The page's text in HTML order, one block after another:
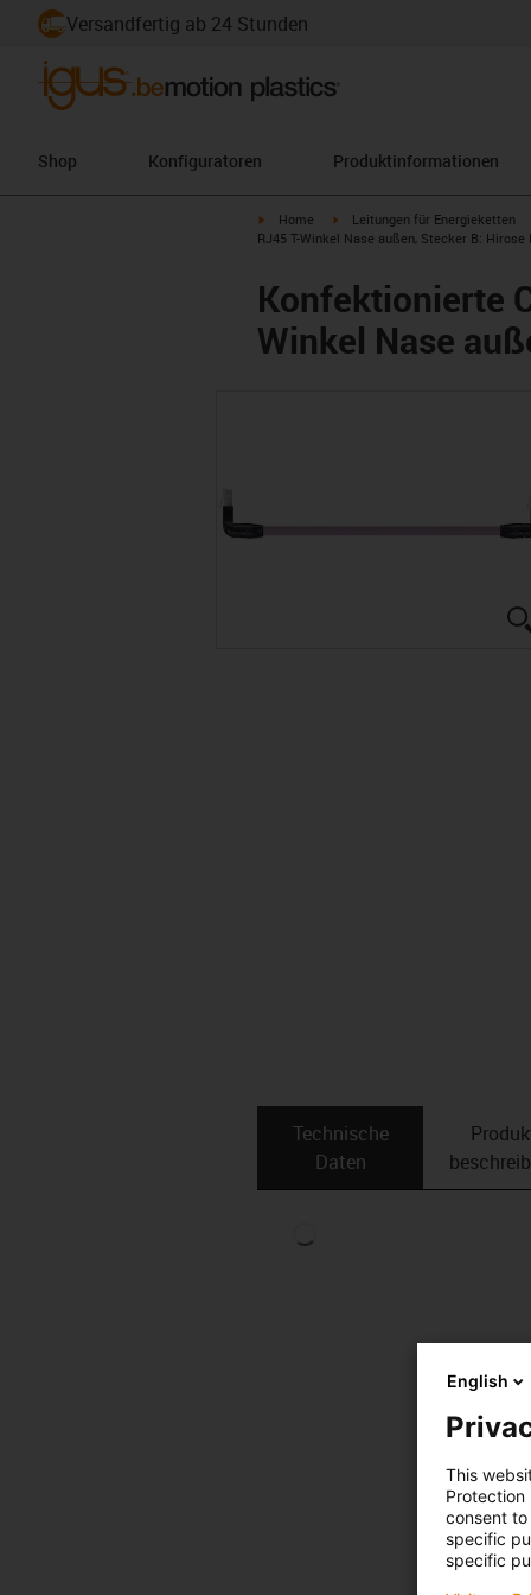
Versandfertig ab 24 Stunden
Shop Konfiguratoren Produktinformationen
igus-icon-arrow-right
Home igus-icon-arrow-right
Leitungen für Energieketten
RJ45 T-Winkel Nase außen, Stecker B: Hirose
Konfektionierte
Winkel Nase
Technische
Daten
English
This
Protection
consent
specific
specific